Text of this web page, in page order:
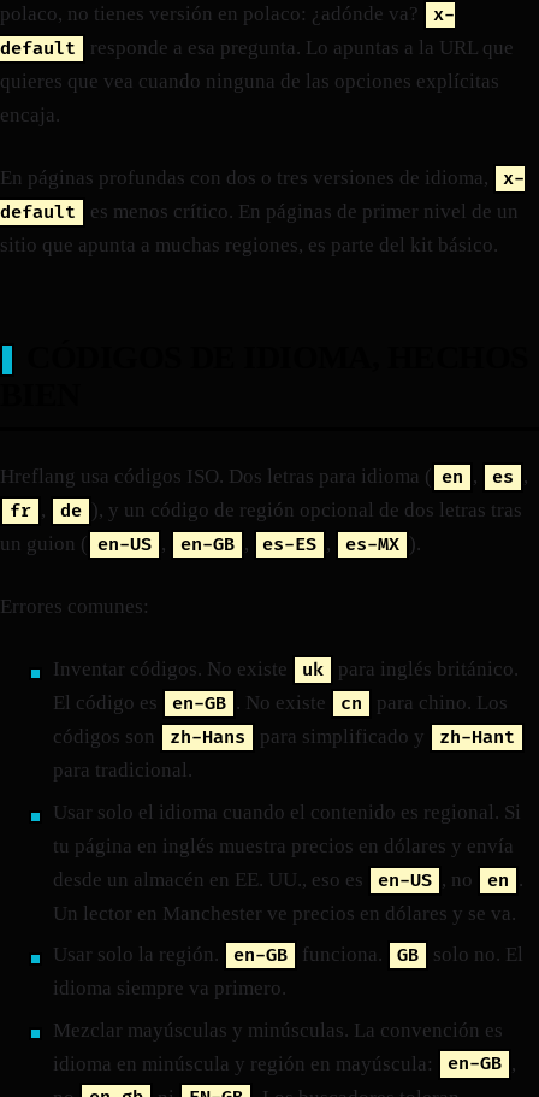
polaco, no tienes versión en polaco: ¿adónde va?
x-
default
responde a esa pregunta. Lo apuntas a la URL que
quieres que vea cuando ninguna de las opciones explícitas
encaja.
En páginas profundas con dos o tres versiones de idioma,
x-
default
es menos crítico. En páginas de primer nivel de un
sitio que apunta a muchas regiones, es parte del kit básico.
Hreflang usa códigos ISO. Dos letras para idioma ( en , es ,
fr , de ), y un código de región opcional de dos letras tras
un guion ( en-US , en-GB , es-ES , es-MX ).
Errores comunes:
Inventar códigos. No existe uk
para inglés británico.
El código es
en-GB . No existe cn
para chino. Los
códigos son
zh-Hans para simplificado y
zh-Hant
para tradicional.
Usar solo el idioma cuando el contenido es regional. Si
tu página en inglés muestra precios en dólares y envía
desde un almacén en EE. UU., eso es
en-US , no en .
Un lector en Manchester ve precios en dólares y se va.
Usar solo la región.
en-GB funciona. GB
solo no. El
idioma siempre va primero.
Mezclar mayúsculas y minúsculas. La convención es
idioma en minúscula y región en mayúscula:
en-GB ,